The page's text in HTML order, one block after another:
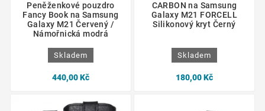
Peněženkové pouzdro
Fancy Book na Samsung
Galaxy M21 Červený /
Námořnická modrá
Skladem
440,00 Kč
CARBON na Samsung
Galaxy M21 FORCELL
Silikonový kryt Černý
Skladem
180,00 Kč